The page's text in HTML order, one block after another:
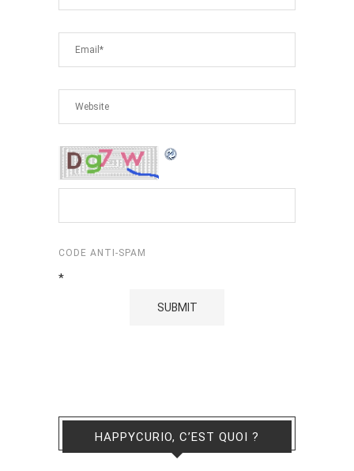
CODE ANTI-SPAM
*
HAPPYCURIO, C’EST QUOI ?